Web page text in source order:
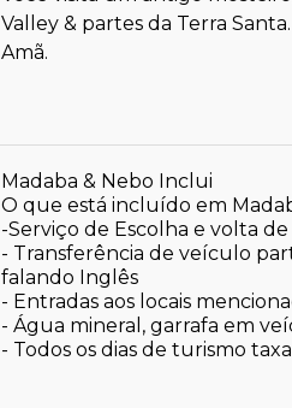
Valley & partes da Terra
Amã.
Madaba & Nebo Inclui
O que está incluído em
-Serviço de Escolha e volta
- Transferência de veículo
falando Inglês
- Entradas aos locais
- Água mineral, garrafa em
- Todos os dias de turismo